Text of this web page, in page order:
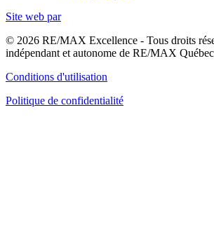
Site web par
© 2026 RE/MAX Excellence - Tous droits
indépendant et autonome de RE/MAX Québec
Conditions d'utilisation
Politique de confidentialité